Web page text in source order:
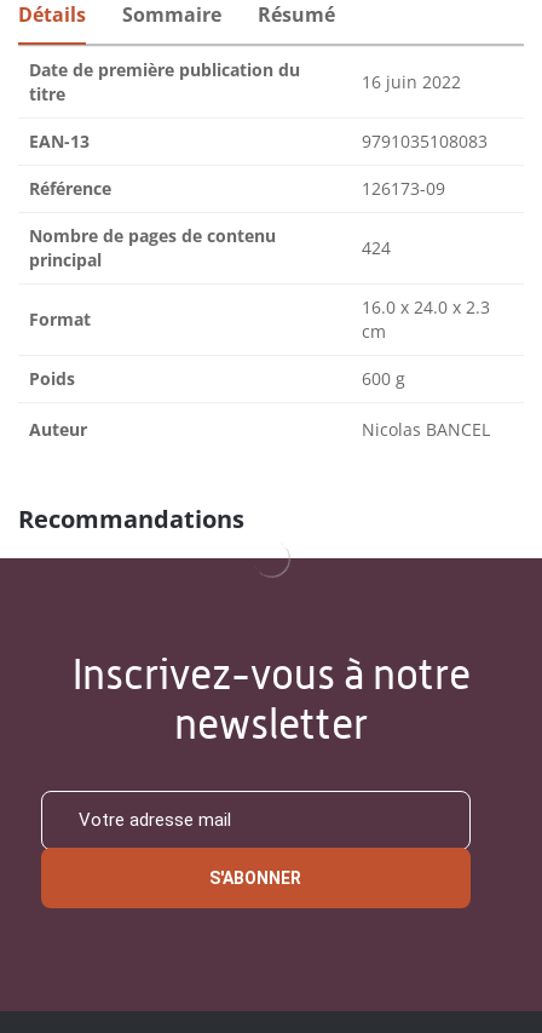
Détails Sommaire Résumé
Date de première publication du
titre
16 juin 2022
EAN-13 9791035108083
Référence 126173-09
Nombre de pages de contenu
principal
424
Format
16.0 x 24.0 x 2.3
cm
Poids 600 g
Auteur Nicolas BANCEL
Recommandations
Inscrivez-vous à notre
newsletter
S'ABONNER